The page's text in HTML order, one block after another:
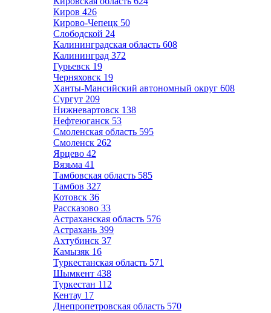
Киров 426
Кирово-Чепецк 50
Слободской 24
Калининградская область 608
Калининград 372
Гурьевск 19
Черняховск 19
Ханты-Мансийский автономный округ 608
Сургут 209
Нижневартовск 138
Нефтеюганск 53
Смоленская область 595
Смоленск 262
Ярцево 42
Вязьма 41
Тамбовская область 585
Тамбов 327
Котовск 36
Рассказово 33
Астраханская область 576
Астрахань 399
Ахтубинск 37
Камызяк 16
Туркестанская область 571
Шымкент 438
Туркестан 112
Кентау 17
Днепропетровская область 570